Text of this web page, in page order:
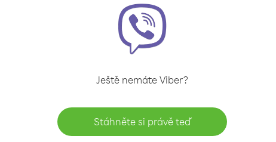
Ještě nemáte Viber?
Stáhněte si právě teď